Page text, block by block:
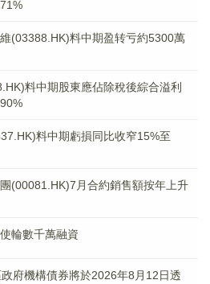
維(03388.HK)料中期盈转亏約5300萬
料中期股東應佔除稅後綜合溢利
料中期虧損同比收窄15%至
(00081.HK)7月合約銷售額按年上升
輪數千萬融資
府機構債券將於2026年8月12日透